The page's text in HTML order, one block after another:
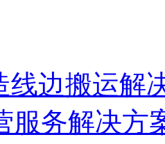
线边搬运解
服务解决方